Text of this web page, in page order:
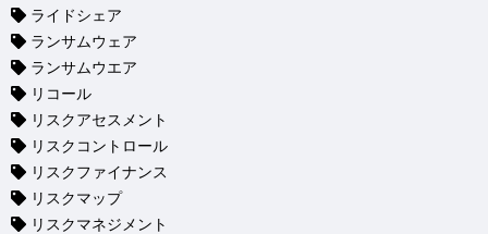
ライドシェア
ランサムウェア
ランサムウエア
リコール
リスクアセスメント
リスクコントロール
リスクファイナンス
リスクマップ
リスクマネジメント